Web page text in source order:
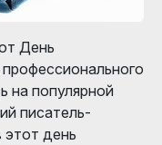
День
на популярной
писатель-
день